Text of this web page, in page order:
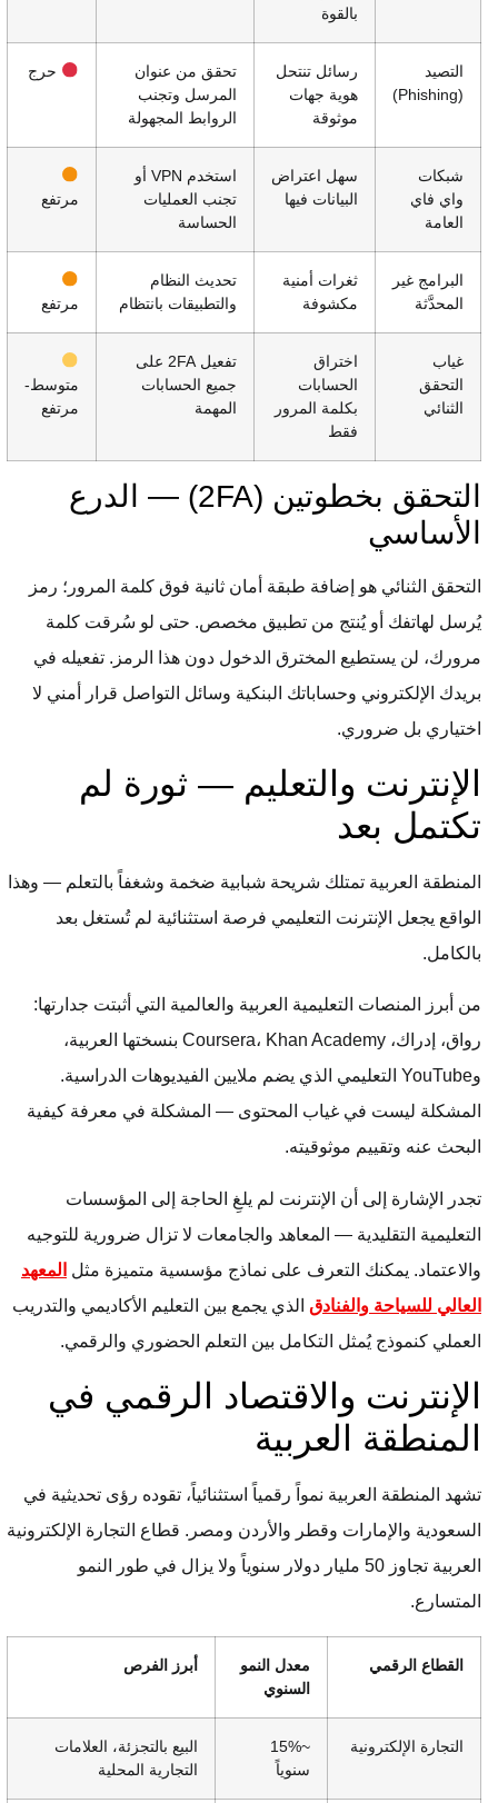
بالقوة
التصيد
(Phishing)
رسائل تنتحل
هوية جهات
موثوقة
تحقق من عنوان
المرسل وتجنب
الروابط المجهولة
حرج
شبكات
واي فاي
العامة
سهل اعتراض
البيانات فيها
استخدم VPN أو
تجنب العمليات
الحساسة
مرتفع
البرامج غير
المحدَّثة
ثغرات أمنية
مكشوفة
تحديث النظام
والتطبيقات بانتظام
مرتفع
غياب
التحقق
الثنائي
اختراق
الحسابات
بكلمة المرور
فقط
تفعيل 2FA على
جميع الحسابات
المهمة
متوسط-
مرتفع
التحقق بخطوتين (2FA) — الدرع
الأساسي
التحقق الثنائي هو إضافة طبقة أمان ثانية فوق كلمة المرور؛ رمز
يُرسل لهاتفك أو يُنتج من تطبيق مخصص. حتى لو سُرقت كلمة
مرورك، لن يستطيع المخترق الدخول دون هذا الرمز. تفعيله في
بريدك الإلكتروني وحساباتك البنكية وسائل التواصل قرار أمني لا
اختياري بل ضروري.
الإنترنت والتعليم — ثورة لم
تكتمل بعد
المنطقة العربية تمتلك شريحة شبابية ضخمة وشغفاً بالتعلم — وهذا
الواقع يجعل الإنترنت التعليمي فرصة استثنائية لم تُستغل بعد
بالكامل.
من أبرز المنصات التعليمية العربية والعالمية التي أثبتت جدارتها:
رواق، إدراك، Coursera، Khan Academy بنسختها العربية،
وYouTube التعليمي الذي يضم ملايين الفيديوهات الدراسية.
المشكلة ليست في غياب المحتوى — المشكلة في معرفة كيفية
البحث عنه وتقييم موثوقيته.
تجدر الإشارة إلى أن الإنترنت لم يلغِ الحاجة إلى المؤسسات
التعليمية التقليدية — المعاهد والجامعات لا تزال ضرورية للتوجيه
والاعتماد. يمكنك التعرف على نماذج مؤسسية متميزة مثل المعهد
العالي للسياحة والفنادق الذي يجمع بين التعليم الأكاديمي والتدريب
العملي كنموذج يُمثل التكامل بين التعلم الحضوري والرقمي.
الإنترنت والاقتصاد الرقمي في
المنطقة العربية
تشهد المنطقة العربية نمواً رقمياً استثنائياً، تقوده رؤى تحديثية في
السعودية والإمارات وقطر والأردن ومصر. قطاع التجارة الإلكترونية
العربية تجاوز 50 مليار دولار سنوياً ولا يزال في طور النمو
المتسارع.
القطاع الرقمي
معدل النمو
السنوي
أبرز الفرص
التجارة الإلكترونية
~15%
سنوياً
البيع بالتجزئة، العلامات
التجارية المحلية